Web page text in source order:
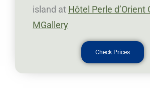
island at Hôtel Perle d’Orient
MGallery
Check Prices